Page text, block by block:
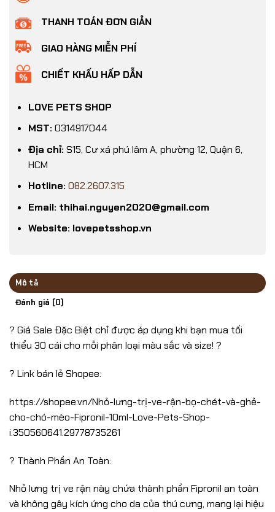
THANH TOÁN ĐƠN GIẢN
GIAO HÀNG MIỄN PHÍ
CHIẾT KHẤU HẤP DẪN
LOVE PETS SHOP
MST: 0314917044
Địa chỉ: S15, Cư xá phú lâm A, phường 12, Quận 6,
HCM
Hotline: 082.2607.315
Email: thihai.nguyen2020@gmail.com
Website: lovepetsshop.vn
Mô tả
Đánh giá (0)
? Giá Sale Đặc Biệt chỉ được áp dụng khi bạn mua tối
thiểu 30 cái cho mỗi phân loại màu sắc và size! ?
? Link bán lẻ Shopee:
https://shopee.vn/Nhỏ-lưng-trị-ve-rận-bọ-chét-và-ghẻ-
cho-chó-mèo-Fipronil-10ml-Love-Pets-Shop-
i.350560641.29778735261
? Thành Phần An Toàn:
Nhỏ lưng trị ve rận này chứa thành phần Fipronil an toàn
và không gây kích ứng cho da của thú cưng, mang lại hiệu